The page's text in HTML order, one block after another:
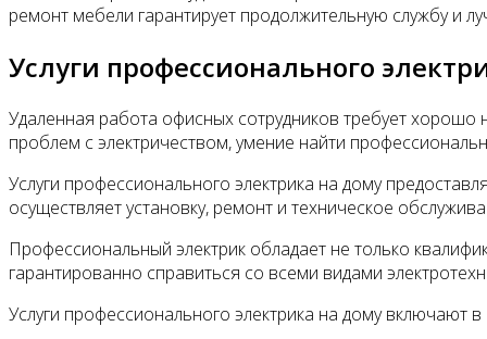
ремонт мебели гарантирует продолжительную службу и
Услуги профессионального
Удаленная работа офисных сотрудников требует хорошо
проблем с электричеством, умение найти
Услуги профессионального электрика на дому
осуществляет установку, ремонт и техническое
Профессиональный электрик обладает не только
гарантированно справиться со всеми видами
Услуги профессионального электрика на дому включают в